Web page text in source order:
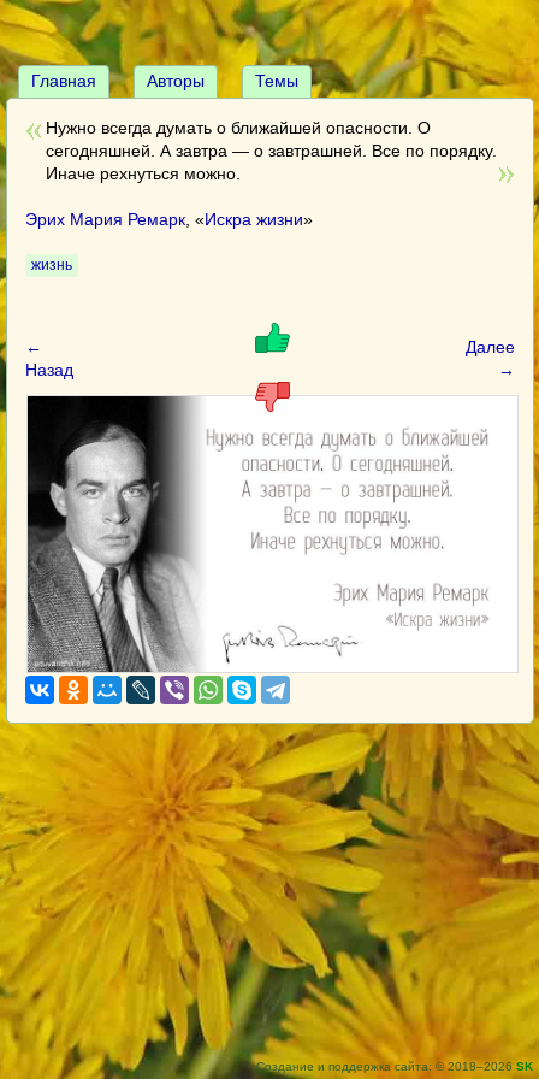
Главная Авторы Темы
Нужно всегда думать о ближайшей опасности. О
сегодняшней. А завтра — о завтрашней. Все по порядку.
Иначе рехнуться можно.
Эрих Мария Ремарк , «Искра жизни»
жизнь
←
Назад
Далее
→
Создание и поддержка сайта: © 2018–2026 SK